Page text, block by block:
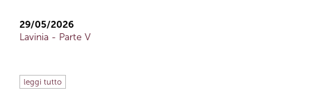
29/05/2026
Lavinia - Parte V
leggi tutto